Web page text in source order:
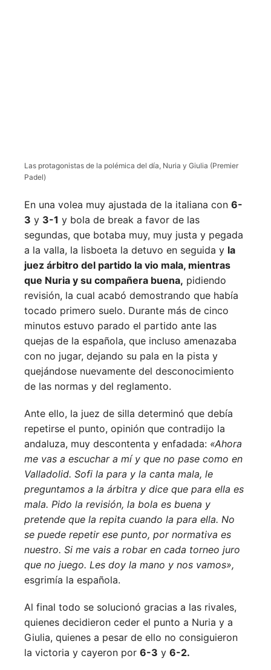
Las protagonistas de la polémica del día, Nuria y Giulia (Premier
Padel)
En una volea muy ajustada de la italiana con 6-
3 y 3-1 y bola de break a favor de las
segundas, que botaba muy, muy justa y pegada
a la valla, la lisboeta la detuvo en seguida y la
juez árbitro del partido la vio mala, mientras
que Nuria y su compañera buena, pidiendo
revisión, la cual acabó demostrando que había
tocado primero suelo. Durante más de cinco
minutos estuvo parado el partido ante las
quejas de la española, que incluso amenazaba
con no jugar, dejando su pala en la pista y
quejándose nuevamente del desconocimiento
de las normas y del reglamento.
Ante ello, la juez de silla determinó que debía
repetirse el punto, opinión que contradijo la
andaluza, muy descontenta y enfadada: «Ahora
me vas a escuchar a mí y que no pase como en
Valladolid. Sofi la para y la canta mala, le
preguntamos a la árbitra y dice que para ella es
mala. Pido la revisión, la bola es buena y
pretende que la repita cuando la para ella. No
se puede repetir ese punto, por normativa es
nuestro. Si me vais a robar en cada torneo juro
que no juego. Les doy la mano y nos vamos»,
esgrimía la española.
Al final todo se solucionó gracias a las rivales,
quienes decidieron ceder el punto a Nuria y a
Giulia, quienes a pesar de ello no consiguieron
la victoria y cayeron por 6-3 y 6-2.